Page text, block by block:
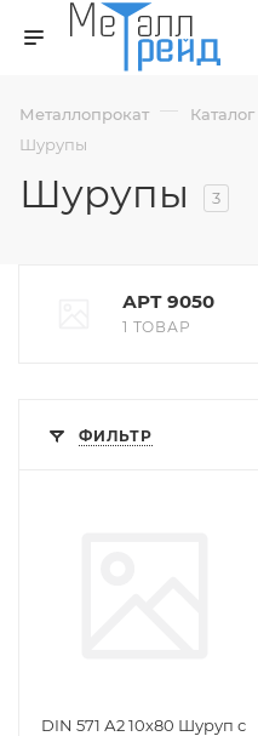
Металлопрокат — Каталог
Шурупы
Шурупы 3
АРТ 9050
1 ТОВАР
ФИЛЬТР
DIN 571 А2 10х80 Шуруп с